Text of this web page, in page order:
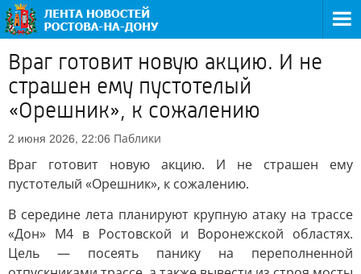
Враг готовит новую акцию. И не
страшен ему пустотелый
«Орешник», к сожалению
2 июня 2026, 22:06 Паблики
Враг готовит новую акцию. И не страшен ему
пустотелый «Орешник», к сожалению.
В середине лета планируют крупную атаку на трассе
«Дон» М4 в Ростовской и Воронежской областях.
Цель — посеять панику на переполненной